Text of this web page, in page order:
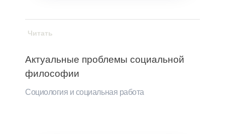
Актуальные проблемы социальной
философии
Социология и социальная работа
Читать